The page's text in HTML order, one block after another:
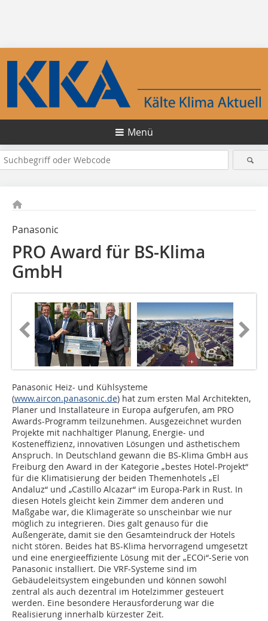
Menü
Panasonic
PRO Award für BS-Klima
GmbH
Panasonic Heiz- und Kühlsysteme
(www.aircon.panasonic.de) hat zum ersten Mal Architekten,
Planer und Installateure in Europa aufgerufen, am PRO
Awards-Programm teilzunehmen. Ausgezeichnet wurden
Projekte mit nachhaltiger Planung, Energie- und
Kosteneffizienz, innovativen Lösungen und ästhetischem
Anspruch. In Deutschland gewann die BS-Klima GmbH aus
Freiburg den Award in der Kategorie „bestes Hotel-Projekt“
für die Klimatisierung der beiden Themenhotels „El
Andaluz“ und „Castillo Alcazar“ im Europa-Park in Rust. In
diesen Hotels gleicht kein Zimmer dem anderen und
Maßgabe war, die Klimageräte so unscheinbar wie nur
möglich zu integrieren. Dies galt genauso für die
Außengeräte, damit sie den Gesamteindruck der Hotels
nicht stören. Beides hat BS-Klima hervorragend umgesetzt
und eine energieeffiziente Lösung mit der „ECOi“-Serie von
Panasonic installiert. Die VRF-Systeme sind im
Gebäudeleitsystem eingebunden und können sowohl
zentral als auch dezentral im Hotelzimmer gesteuert
werden. Eine besondere Herausforderung war die
Realisierung innerhalb kürzester Zeit.